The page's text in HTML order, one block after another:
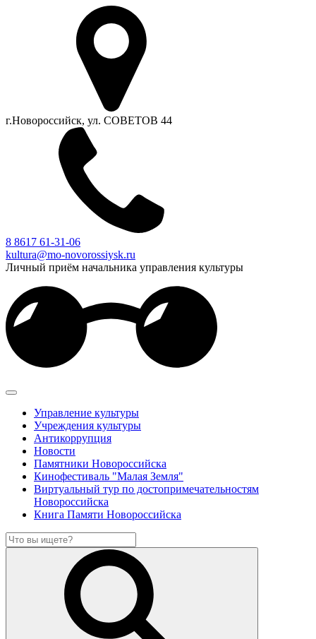
г.Новороссийск, ул. СОВЕТОВ 44
8 8617 61-31-06
kultura@mo-novorossiysk.ru
Личный приём начальника управления культуры
Управление культуры
Учреждения культуры
Антикоррупция
Новости
Памятники Новороссийска
Кинофестиваль "Малая Земля"
Виртуальный тур по достопримечательностям
Новороссийска
Книга Памяти Новороссийска